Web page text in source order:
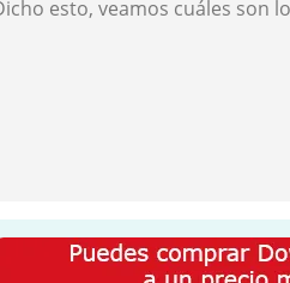
esto, veamos cuáles son